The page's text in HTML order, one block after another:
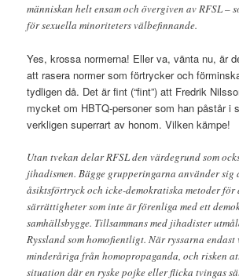
människan helt ensam och övergiven av RFSL –
för sexuella minoriteters välbefinnande.
Yes, krossa normerna! Eller va, vänta nu, är
att rasera normer som förtrycker och
tydligen då. Det är fint (“fint”) att Fredrik
mycket om HBTQ-personer som han påstår i
verkligen superrart av honom. Vilken kämpe!
Utan tvekan delar RFSL den värdegrund som
jihadismen. Bägge grupperingarna använder sig
åsiktsförtryck och icke-demokratiska metoder
särrättigheter som inte är förenliga med ett
samhällsbygge. Tillsammans med jihadister
Ryssland som homofientligt. När ryssarna endast
minderåriga från homopropaganda, och risken
situation där en ryske pojke eller flicka tvingas